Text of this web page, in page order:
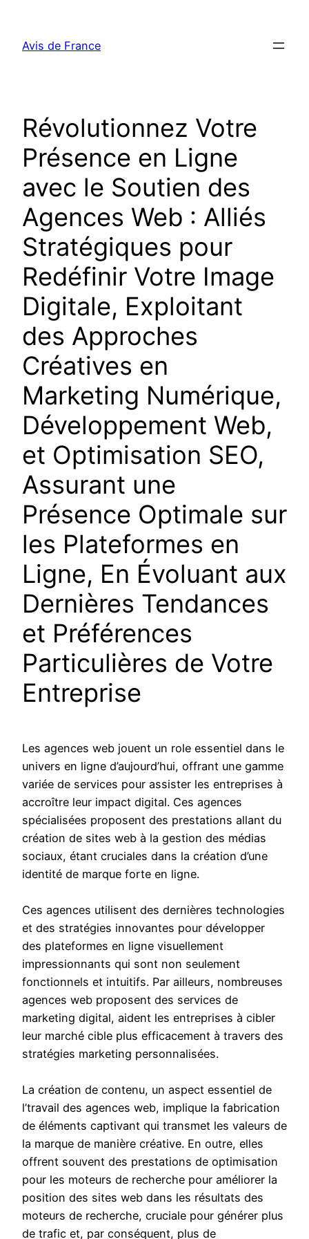
contenu
Avis de France
Révolutionnez Votre
Présence en Ligne
avec le Soutien des
Agences Web : Alliés
Stratégiques pour
Redéfinir Votre Image
Digitale, Exploitant
des Approches
Créatives en
Marketing Numérique,
Développement Web,
et Optimisation SEO,
Assurant une
Présence Optimale sur
les Plateformes en
Ligne, En Évoluant aux
Dernières Tendances
et Préférences
Particulières de Votre
Entreprise
Les agences web jouent un role essentiel dans le
univers en ligne d’aujourd’hui, offrant une gamme
variée de services pour assister les entreprises à
accroître leur impact digital. Ces agences
spécialisées proposent des prestations allant du
création de sites web à la gestion des médias
sociaux, étant cruciales dans la création d’une
identité de marque forte en ligne.
Ces agences utilisent des dernières technologies
et des stratégies innovantes pour développer
des plateformes en ligne visuellement
impressionnants qui sont non seulement
fonctionnels et intuitifs. Par ailleurs, nombreuses
agences web proposent des services de
marketing digital, aident les entreprises à cibler
leur marché cible plus efficacement à travers des
stratégies marketing personnalisées.
La création de contenu, un aspect essentiel de
l’travail des agences web, implique la fabrication
de éléments captivant qui transmet les valeurs de
la marque de manière créative. En outre, elles
offrent souvent des prestations de optimisation
pour les moteurs de recherche pour améliorer la
position des sites web dans les résultats des
moteurs de recherche, cruciale pour générer plus
de trafic et, par conséquent, plus de